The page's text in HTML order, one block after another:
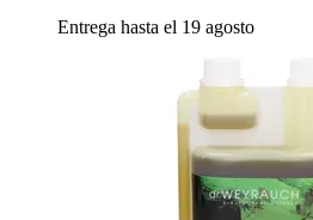
Entrega hasta el 19 agosto